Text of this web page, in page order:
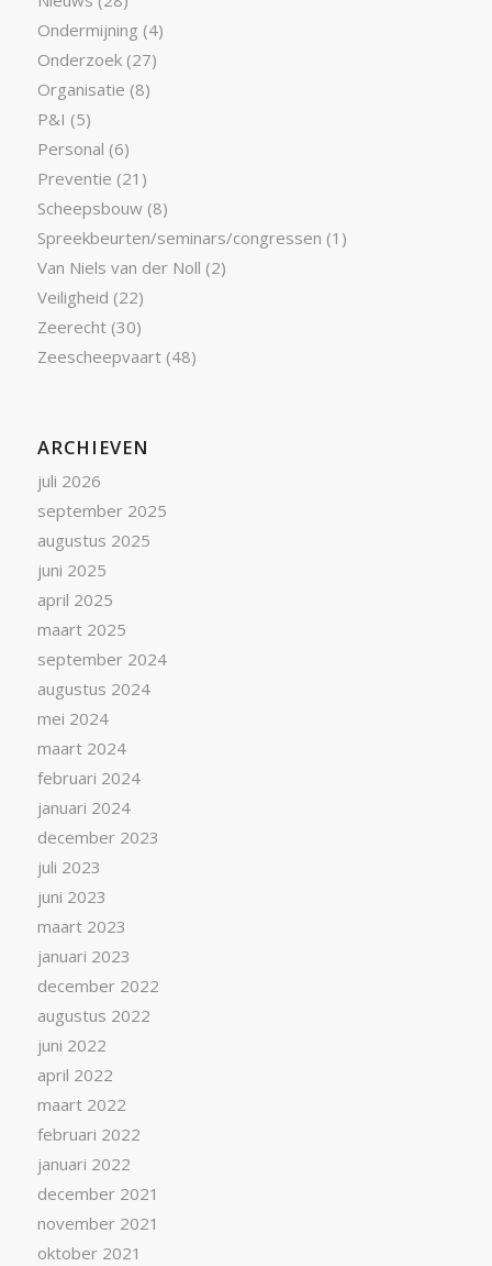
Ondermijning (4)
Onderzoek(27)
Organisatie (8)
P&I (5)
Personal (6)
Preventie (21)
Scheepsbouw(8)
Spreekbeurten/seminars/congressen (1)
Van Niels van der Noll (2)
Veiligheid (22)
Zeerecht(30)
Zeescheepvaart(48)
ARCHIEVEN
juli 2026
september 2025
augustus 2025
juni 2025
april 2025
maart 2025
september 2024
augustus 2024
mei 2024
maart 2024
februari 2024
januari 2024
december 2023
juli 2023
juni 2023
maart 2023
januari 2023
december 2022
augustus 2022
juni 2022
april 2022
maart 2022
februari 2022
januari 2022
december 2021
november 2021
oktober 2021